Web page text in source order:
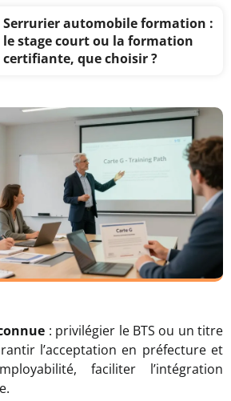
Serrurier automobile formation :
le stage court ou la formation
certifiante, que choisir ?
: privilégier le BTS ou un titre
l’acceptation en préfecture et
faciliter l’intégration